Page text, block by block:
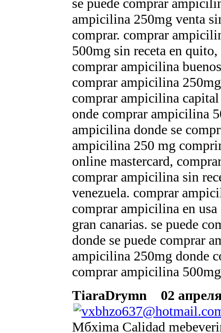
se puede comprar
ampicilina 250mg venta
comprar. comprar
500mg sin receta en
comprar ampicilina
comprar ampicilina
comprar ampicilina
onde comprar ampicilina
ampicilina donde se
ampicilina 250 mg
online mastercard,
comprar ampicilina sin
venezuela. comprar
comprar ampicilina en
gran canarias. se puede
donde se puede comprar
ampicilina 250mg donde
comprar ampicilina
TiaraDrymn
02
Mбxima Calidad